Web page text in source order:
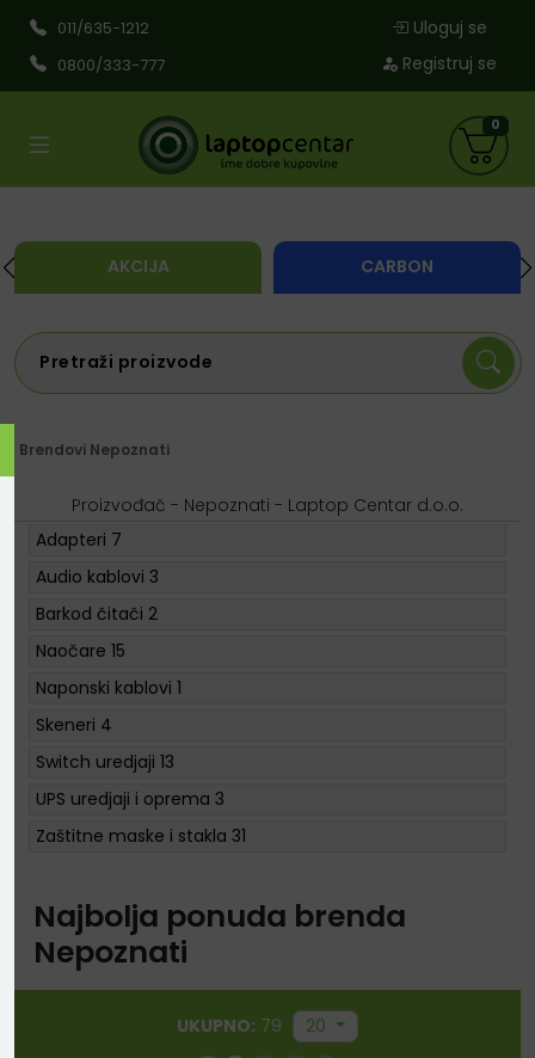
011/635-1212
0800/333-777
Uloguj se
Registruj se
AKCIJA CARBON
0
Brendovi Nepoznati
Proizvođač - Nepoznati - Laptop Centar d.o.o.
Adapteri 7
Audio kablovi 3
Barkod čitači 2
Naočare 15
Naponski kablovi 1
Skeneri 4
Switch uredjaji 13
UPS uredjaji i oprema 3
Zaštitne maske i stakla 31
Najbolja ponuda brenda
Nepoznati
UKUPNO: 79 20